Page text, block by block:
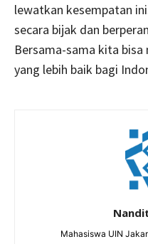
lewatkan kesempatan
secara bijak dan
Bersama-sama kita
yang lebih baik bagi
Mahasiswa UIN